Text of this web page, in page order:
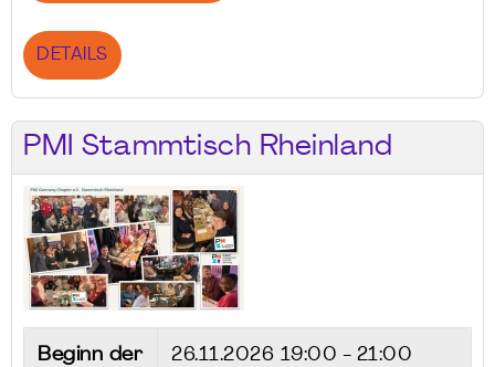
DETAILS
PMI Stammtisch Rheinland
Beginn der
26.11.2026 19:00 - 21:00